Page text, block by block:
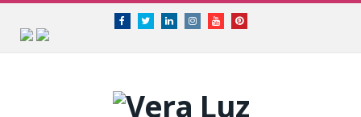
FacebookTwitterLinkedinInstagramYoutubePinterest